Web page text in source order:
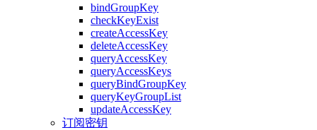
bindGroupKey
checkKeyExist
createAccessKey
deleteAccessKey
queryAccessKey
queryAccessKeys
queryBindGroupKey
queryKeyGroupList
updateAccessKey
订阅密钥